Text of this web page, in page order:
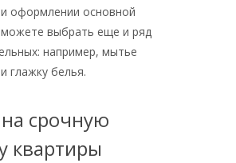
оформлении основной
можете выбрать еще и ряд
например, мытье
глажку белья.
срочную
квартиры